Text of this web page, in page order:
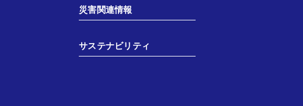
災害関連情報
サステナビリティ